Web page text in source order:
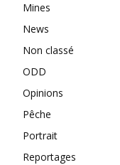
Mines
News
Non classé
ODD
Opinions
Pêche
Portrait
Reportages